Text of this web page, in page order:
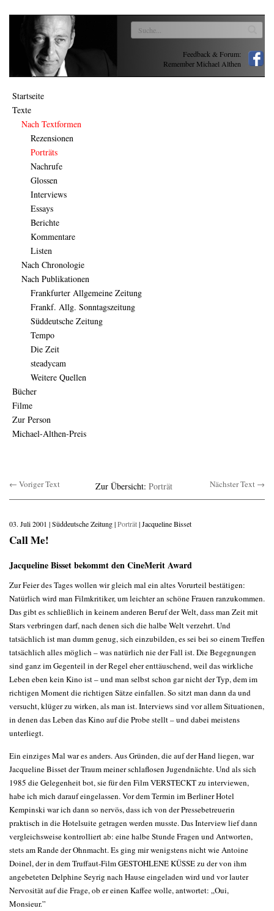
Feedback & Forum:
Remember Michael Althen
Startseite
Texte
Nach Textformen
Rezensionen
Porträts
Nachrufe
Glossen
Interviews
Essays
Berichte
Kommentare
Listen
Nach Chronologie
Nach Publikationen
Frankfurter Allgemeine Zeitung
Frankf. Allg. Sonntagszeitung
Süddeutsche Zeitung
Tempo
Die Zeit
steadycam
Weitere Quellen
Bücher
Filme
Zur Person
Michael-Althen-Preis
← Voriger Text Zur Übersicht: Porträt Nächster Text →
03. Juli 2001 | Süddeutsche Zeitung |Porträt| Jacqueline Bisset
Call Me!
Jacqueline Bisset bekommt den CineMerit Award
Zur Feier des Tages wollen wir gleich mal ein altes Vorurteil bestätigen:
Natürlich wird man Filmkritiker, um leichter an schöne Frauen ranzukommen.
Das gibt es schließlich in keinem anderen Beruf der Welt, dass man Zeit mit
Stars verbringen darf, nach denen sich die halbe Welt verzehrt. Und
tatsächlich ist man dumm genug, sich einzubilden, es sei bei so einem Treffen
tatsächlich alles möglich – was natürlich nie der Fall ist. Die Begegnungen
sind ganz im Gegenteil in der Regel eher enttäuschend, weil das wirkliche
Leben eben kein Kino ist – und man selbst schon gar nicht der Typ, dem im
richtigen Moment die richtigen Sätze einfallen. So sitzt man dann da und
versucht, klüger zu wirken, als man ist. Interviews sind vor allem Situationen,
in denen das Leben das Kino auf die Probe stellt – und dabei meistens
unterliegt.
Ein einziges Mal war es anders. Aus Gründen, die auf der Hand liegen, war
Jacqueline Bisset der Traum meiner schlaflosen Jugendnächte. Und als sich
1985 die Gelegenheit bot, sie für den Film VERSTECKT zu interviewen,
habe ich mich darauf eingelassen. Vor dem Termin im Berliner Hotel
Kempinski war ich dann so nervös, dass ich von der Pressebetreuerin
praktisch in die Hotelsuite getragen werden musste. Das Interview lief dann
vergleichsweise kontrolliert ab: eine halbe Stunde Fragen und Antworten,
stets am Rande der Ohnmacht. Es ging mir wenigstens nicht wie Antoine
Doinel, der in dem Truffaut-Film GESTOHLENE KÜSSE zu der von ihm
angebeteten Delphine Seyrig nach Hause eingeladen wird und vor lauter
Nervosität auf die Frage, ob er einen Kaffee wolle, antwortet: „Oui,
Monsieur.”